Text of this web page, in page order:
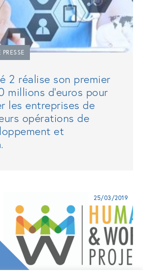
2 réalise son premier
millions d’euros pour
les entreprises de
opérations de
et
25/03/2019